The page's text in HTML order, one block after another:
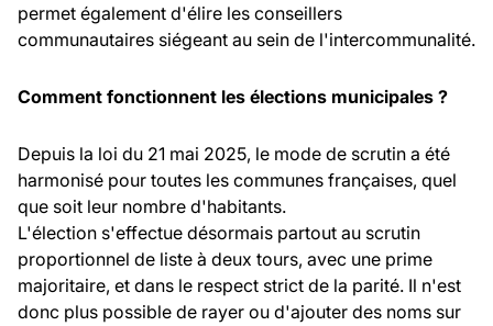
permet également d'élire les conseillers
communautaires siégeant au sein de l'intercommunalité.
Comment fonctionnent les élections municipales ?
Depuis la loi du 21 mai 2025, le mode de scrutin a été
harmonisé pour toutes les communes françaises, quel
que soit leur nombre d'habitants.
L'élection s'effectue désormais partout au scrutin
proportionnel de liste à deux tours, avec une prime
majoritaire, et dans le respect strict de la parité. Il n'est
donc plus possible de rayer ou d'ajouter des noms sur